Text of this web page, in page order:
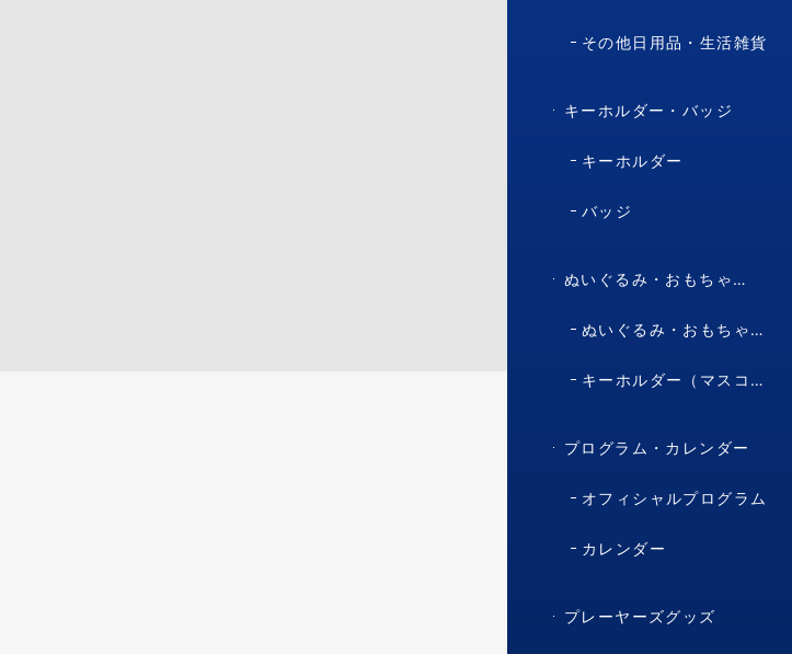
その他日用品・生活雑貨
キーホルダー・バッジ
キーホルダー
バッジ
ぬいぐるみ・おもちゃ・マスコット・キャラクター
ぬいぐるみ・おもちゃ（マスコット・キャラクター）
キーホルダー（マスコット・キャラクター）
プログラム・カレンダー
オフィシャルプログラム
カレンダー
プレーヤーズグッズ